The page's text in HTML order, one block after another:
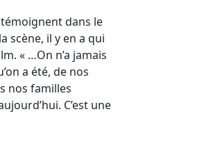
dans le
scène, il y en a qui
« …On n’a jamais
a été, de nos
nos familles
C’est une